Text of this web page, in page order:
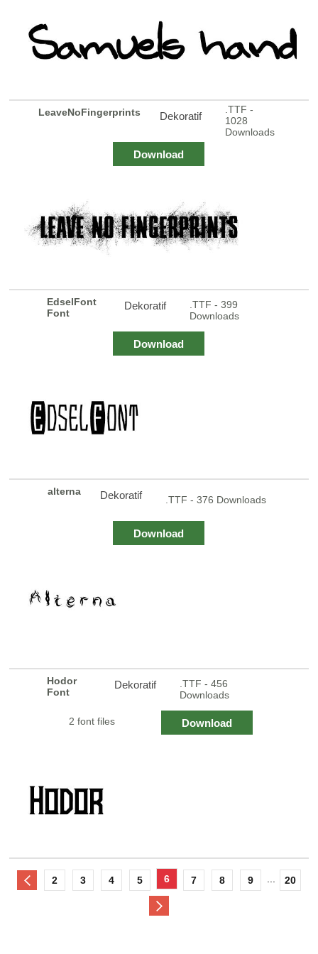
LeaveNoFingerprints Dekoratif
.TTF -
1028
Downloads
Download
EdselFont
Font
Dekoratif
.TTF - 399
Downloads
Download
alterna Dekoratif .TTF - 376 Downloads
Download
Hodor
Font
Dekoratif
.TTF - 456
Downloads
2 font files Download
2 3 4 5 6 7 8 9 20